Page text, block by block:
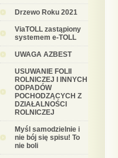
Drzewo Roku 2021
ViaTOLL zastąpiony
systemem e-TOLL
UWAGA AZBEST
USUWANIE FOLII
ROLNICZEJ I INNYCH
ODPADÓW
POCHODZĄCYCH Z
DZIAŁALNOŚCI
ROLNICZEJ
Myśl samodzielnie i
nie bój się spisu! To
nie boli